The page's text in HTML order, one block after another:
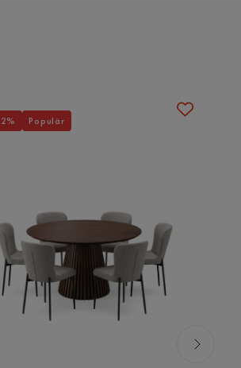
Populär